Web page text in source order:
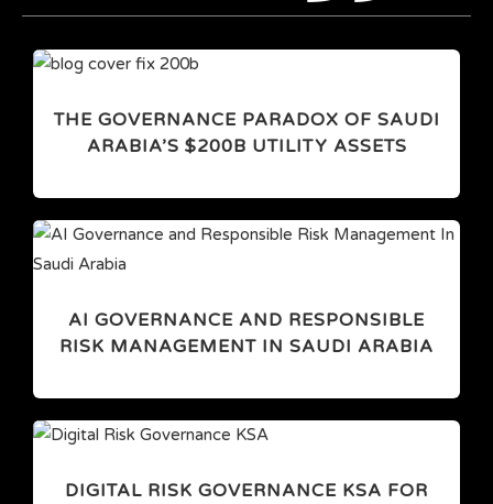
THE GOVERNANCE PARADOX OF SAUDI
ARABIA’S $200B UTILITY ASSETS
AI GOVERNANCE AND RESPONSIBLE
RISK MANAGEMENT IN SAUDI ARABIA
DIGITAL RISK GOVERNANCE KSA FOR